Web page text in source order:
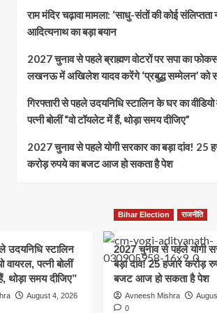
राम मंदिर चढ़ावा मामला: ‘साधु-संतों की कोई संलिप्तता
आदित्यनाथ का बड़ा बयान
2027 चुनाव से पहले ब्राह्मण वोटरों पर सपा का
लखनऊ में अखिलेश यादव करेंगे ‘प्रबुद्ध सम्मेलन’ को
गिरफ्तारी से पहले उदयनिधि स्टालिन के घर का वीडियो
पत्नी बोलीं “वो टॉयलेट में हैं, थोड़ा समय दीजिए”
2027 चुनाव से पहले योगी सरकार का बड़ा दांव! 25
करोड़ रुपये का बजट आज हो सकता है पेश
उदयनिधि स्टालिन
वायरल, पत्नी बोलीं
थोड़ा समय दीजिए”
August 4, 2026
Bihar Election राजनीति
2027 चुनाव से पहले योगी
बड़ा दांव! 25 हजार करोड़
बजट आज हो सकता है पेश
Avneesh Mishra
0